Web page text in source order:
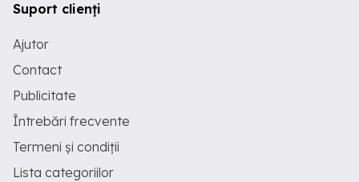
Suport clienți
Ajutor
Contact
Publicitate
Întrebări frecvente
Termeni și condiții
Lista categoriilor